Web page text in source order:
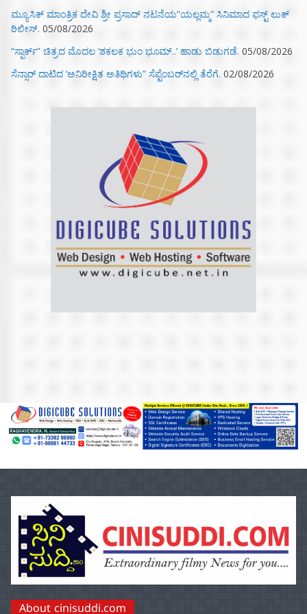
ಮ್ಯೂಸಿಕ್‌ ಮಾಂತ್ರಿಕ ದೇವಿ ಶ್ರೀ ಪ್ರಸಾದ್ ನಟನೆಯ”ಯಲ್ಲಮ್ಮ” ಸಿನಿಮಾದ ಫಸ್ಟ್‌ ಲುಕ್‌
ರಿಲೀಸ್. 05/08/2026
“ಸ್ಪಾರ್ಕ್” ಚಿತ್ರದ ಮೊದಲ‌ ‘ಶಕಲಕ ಭುಂ‌ ಭೂಮ್..’ ಹಾಡು ಬಿಡುಗಡೆ. 05/08/2026
ಸೆನ್ಸಾರ್ ದಾಟಿದ ‘ಅನಿರೀಕ್ಷಿತ ಅತಿಥಿಗಳು” ಸೆಪ್ಟೆಂಬರ್‌ನಲ್ಲಿ ತೆರೆಗೆ. 02/08/2026
About cinisuddi.com